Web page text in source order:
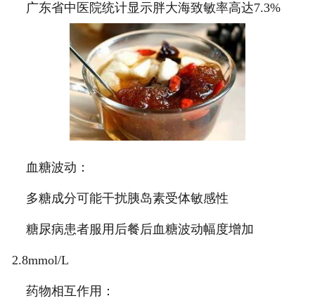
广东省中医院统计显示胖大海致敏率高达7.3%
血糖波动：
多糖成分可能干扰胰岛素受体敏感性
糖尿病患者服用后餐后血糖波动幅度增加
2.8mmol/L
药物相互作用：